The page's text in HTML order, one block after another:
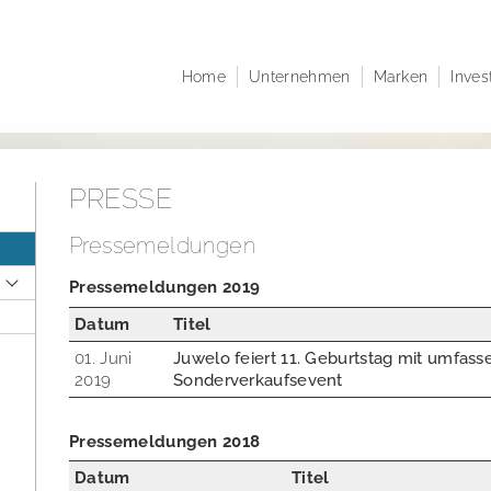
Home
Unternehmen
Unternehmensstruktur
Satzung der elumeo SE
Nachhaltigkeit
Karriere
Marken
jooli
PRESSE
Pressemeldungen
Pressemeldungen 2019
Datum
Titel
01. Juni
2019
Juwelo feiert 11. Geburtstag mit
Sonderverkaufsevent
Pressemeldungen 2018
Datum
Titel